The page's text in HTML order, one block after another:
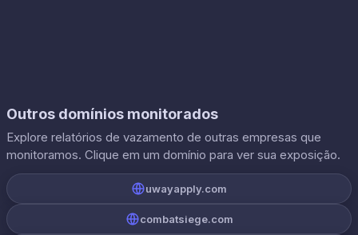
Outros domínios monitorados
Explore relatórios de vazamento de outras empresas que
monitoramos. Clique em um domínio para ver sua exposição.
uwayapply.com
combatsiege.com